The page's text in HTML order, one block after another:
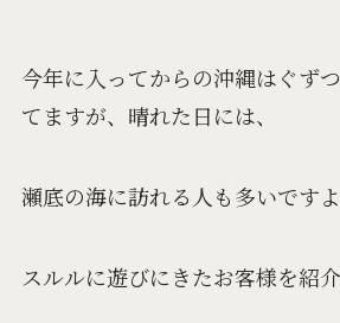
今年に入ってからの沖縄はぐず
てますが、晴れた日には、
瀬底の海に訪れる人も多いです
スルルに遊びにきたお客様を紹